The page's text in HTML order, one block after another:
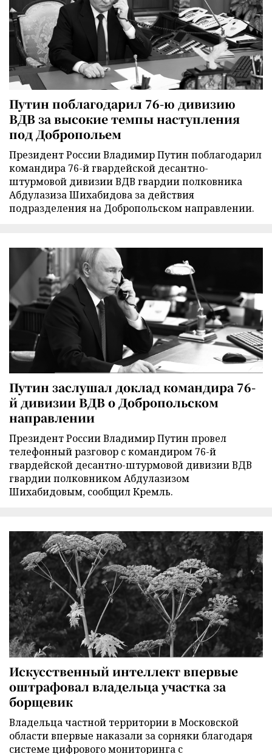
Путин поблагодарил 76-ю дивизию
ВДВ за высокие темпы наступления
под Добропольем
Президент России Владимир Путин поблагодарил
командира 76-й гвардейской десантно-
штурмовой дивизии ВДВ гвардии полковника
Абдулазиза Шихабидова за действия
подразделения на Добропольском направлении.
Путин заслушал доклад командира 76-
й дивизии ВДВ о Добропольском
направлении
Президент России Владимир Путин провел
телефонный разговор с командиром 76-й
гвардейской десантно-штурмовой дивизии ВДВ
гвардии полковником Абдулазизом
Шихабидовым, сообщил Кремль.
Искусственный интеллект впервые
оштрафовал владельца участка за
борщевик
Владельца частной территории в Московской
области впервые наказали за сорняки благодаря
системе цифрового мониторинга с